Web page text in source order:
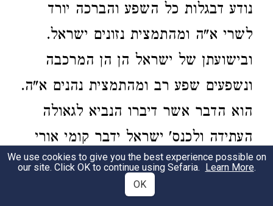
נודע דבגלות כל השפע והברכה יורד
לשרי א"ה ומהתמצית נזונים ישראל.
ובישועתן של ישראל הן הן המרכבה
ונשפעים שפע רב ומהתמצית נהנים א"ה.
הוא הדבר אשר דיברו הנביא לגאולה
העתידה ולכנס' ישראל ידבר קומי אורי
וא"ת הכתיב נפלה לא תוסיף קום לז"א
כי בא אורך אור ה' ואינו כשאר קימות
We use cookies to give you the best experience possible on
our site. Click OK to continue using Sefaria. Learn More.
OK